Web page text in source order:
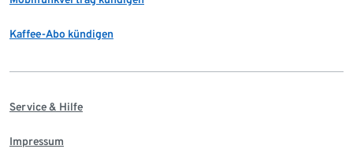
Kaffee-Abo kündigen
Service & Hilfe
Impressum